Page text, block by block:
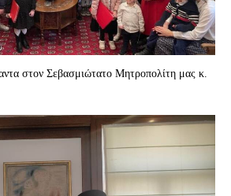
στον Σεβασμιώτατο Μητροπολίτη μας κ.